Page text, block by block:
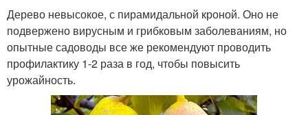
Дерево невысокое, с пирамидальной кроной. Оно не
подвержено вирусным и грибковым заболеваниям, но
опытные садоводы все же рекомендуют проводить
профилактику 1-2 раза в год, чтобы повысить
урожайность.